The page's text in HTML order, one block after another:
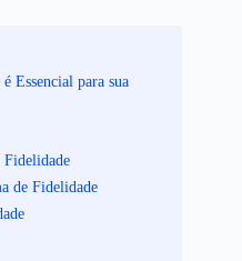
Essencial para sua
Fidelidade
de Fidelidade